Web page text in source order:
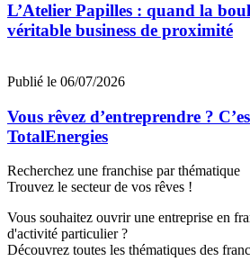
L’Atelier Papilles : quand la
véritable business de proximité
Publié le 06/07/2026
Vous rêvez d’entreprendre ?
TotalEnergies
Recherchez une franchise par thématique
Trouvez le secteur de vos rêves !
Vous souhaitez ouvrir une entreprise en
d'activité particulier ?
Découvrez toutes les thématiques des